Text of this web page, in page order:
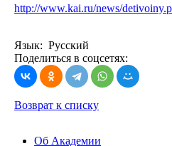
http://www.kai.ru/news/
Язык: Русский
Поделиться в соцсетях:
Возврат к списку
Об Академии